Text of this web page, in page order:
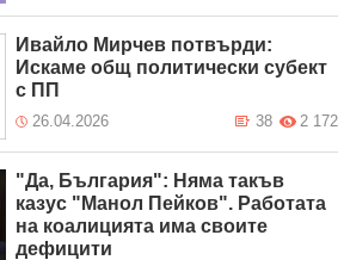
Ивайло Мирчев потвърди:
Искаме общ политически субект
с ПП
26.04.2026 2 172
38
"Да, България": Няма такъв
казус "Манол Пейков". Работата
на коалицията има своите
дефицити